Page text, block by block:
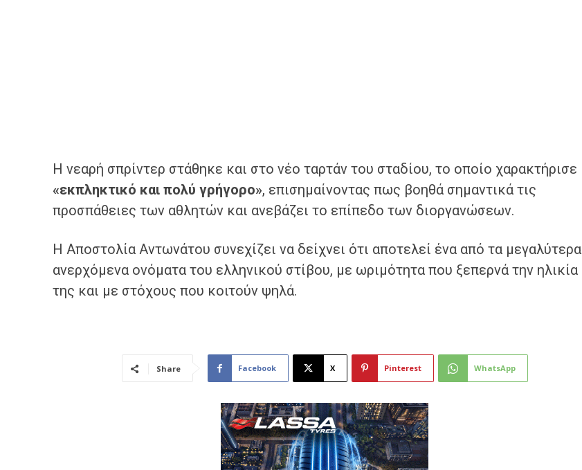
Η νεαρή σπρίντερ στάθηκε και στο νέο ταρτάν του σταδίου, το οποίο χαρακτήρισε
«εκπληκτικό και πολύ γρήγορο», επισημαίνοντας πως βοηθά σημαντικά τις
προσπάθειες των αθλητών και ανεβάζει το επίπεδο των διοργανώσεων.
Η Αποστολία Αντωνάτου συνεχίζει να δείχνει ότι αποτελεί ένα από τα μεγαλύτερα
ανερχόμενα ονόματα του ελληνικού στίβου, με ωριμότητα που ξεπερνά την ηλικία
της και με στόχους που κοιτούν ψηλά.
Share Facebook X Pinterest WhatsApp